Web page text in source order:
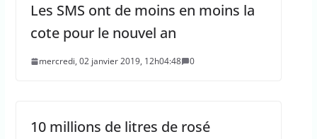
Les SMS ont de moins en moins la
cote pour le nouvel an
mercredi, 02 janvier 2019, 12h04:48 0
10 millions de litres de rosé